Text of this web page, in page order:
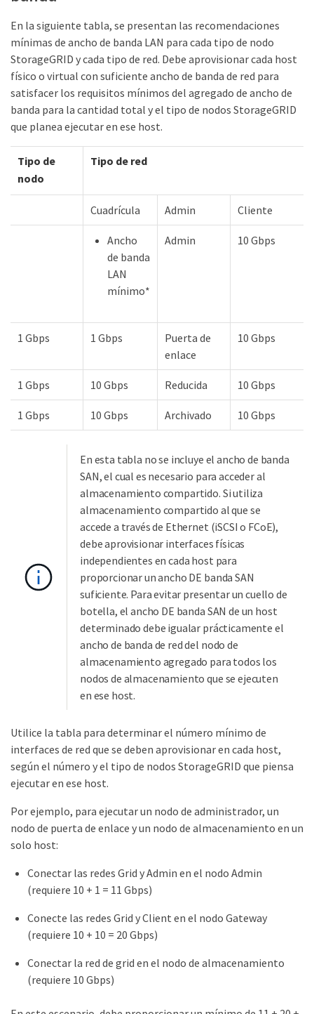
En la siguiente tabla, se presentan las recomendaciones
mínimas de ancho de banda LAN para cada tipo de nodo
StorageGRID y cada tipo de red. Debe aprovisionar cada host
físico o virtual con suficiente ancho de banda de red para
satisfacer los requisitos mínimos del agregado de ancho de
banda para la cantidad total y el tipo de nodos StorageGRID
que planea ejecutar en ese host.
Tipo de
nodo
Tipo de red
Cuadrícula Admin Cliente
Ancho
de banda
LAN
mínimo*
Admin 10 Gbps
1 Gbps 1 Gbps
Puerta de
enlace
10 Gbps
1 Gbps 10 Gbps Reducida 10 Gbps
1 Gbps 10 Gbps Archivado 10 Gbps
En esta tabla no se incluye el ancho de banda
SAN, el cual es necesario para acceder al
almacenamiento compartido. Si utiliza
almacenamiento compartido al que se
accede a través de Ethernet (iSCSI o FCoE),
debe aprovisionar interfaces físicas
independientes en cada host para
proporcionar un ancho DE banda SAN
suficiente. Para evitar presentar un cuello de
botella, el ancho DE banda SAN de un host
determinado debe igualar prácticamente el
ancho de banda de red del nodo de
almacenamiento agregado para todos los
nodos de almacenamiento que se ejecuten
en ese host.
Utilice la tabla para determinar el número mínimo de
interfaces de red que se deben aprovisionar en cada host,
según el número y el tipo de nodos StorageGRID que piensa
ejecutar en ese host.
Por ejemplo, para ejecutar un nodo de administrador, un
nodo de puerta de enlace y un nodo de almacenamiento en un
solo host:
Conectar las redes Grid y Admin en el nodo Admin
(requiere 10 + 1 = 11 Gbps)
Conecte las redes Grid y Client en el nodo Gateway
(requiere 10 + 10 = 20 Gbps)
Conectar la red de grid en el nodo de almacenamiento
(requiere 10 Gbps)